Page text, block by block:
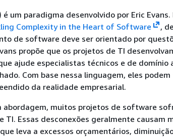
um paradigma desenvolvido por Eric Evans.
Complexity in the Heart of Software
,
de software deve ser orientado por
propõe que os projetos de TI
ajude especialistas técnicos e de domínio
Com base nessa linguagem, eles
da realidade empresarial.
abordagem, muitos projetos de software
TI. Essas desconexões geralmente causam
leva a excessos orçamentários,